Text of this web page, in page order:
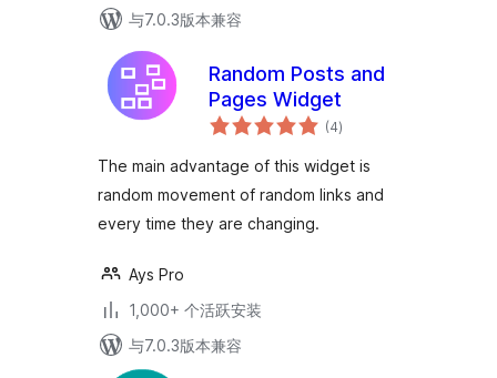
与7.0.3版本兼容
Random Posts and
Pages Widget
(4总
评)
The main advantage of this widget is
random movement of random links and
every time they are changing.
Ays Pro
1,000+ 个活跃安装
与7.0.3版本兼容